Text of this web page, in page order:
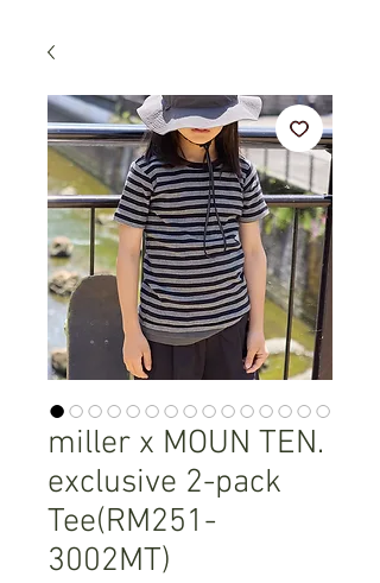
miller x MOUN TEN.
exclusive 2-pack
Tee(RM251-
3002MT)